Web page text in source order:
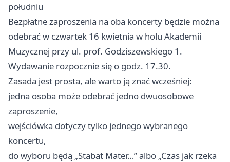
południu
Bezpłatne zaproszenia na oba koncerty będzie można
odebrać w czwartek 16 kwietnia w holu Akademii
Muzycznej przy ul. prof. Godziszewskiego 1.
Wydawanie rozpocznie się o godz. 17.30.
Zasada jest prosta, ale warto ją znać wcześniej:
jedna osoba może odebrać jedno dwuosobowe
zaproszenie,
wejściówka dotyczy tylko jednego wybranego
koncertu,
do wyboru będą „Stabat Mater…” albo „Czas jak rzeka